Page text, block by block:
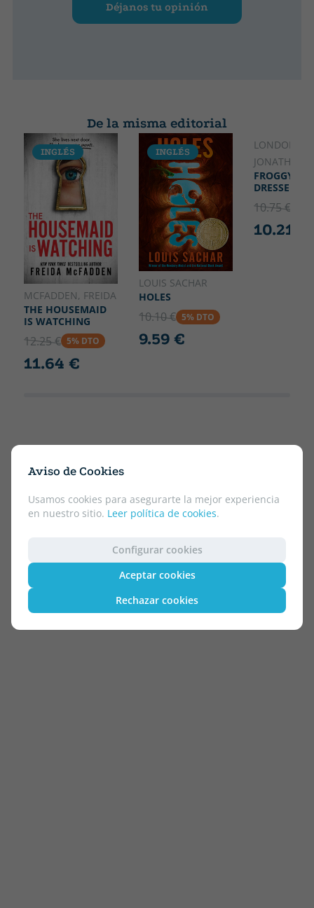
Aviso de Cookies
Usamos cookies para asegurarte la mejor experiencia
en nuestro sitio. Leer política de cookies.
Configurar cookies
Aceptar cookies
Rechazar cookies
Déjanos tu opinión
De la misma editorial
INGLÉS
MCFADDEN, FREIDA
THE HOUSEMAID
IS WATCHING
12.25 € 5% DTO
11.64 €
INGLÉS
LOUIS SACHAR
HOLES
10.10 € 5% DTO
9.59 €
INGLÉS
LONDON,
JONATHAN
FROGGY
DRESSED
10.75 €
10.21 €